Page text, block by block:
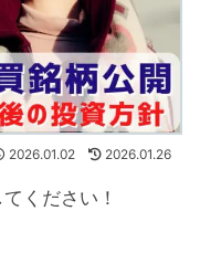
2026.01.02 2026.01.26
ください！